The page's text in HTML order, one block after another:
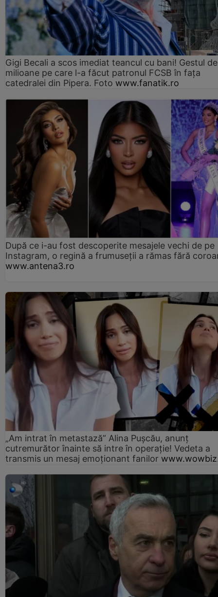
Gigi Becali a scos imediat teancul cu bani! Gestul de
milioane pe care l-a făcut patronul FCSB în fața
catedralei din Pipera. Foto www.fanatik.ro
După ce i-au fost descoperite mesajele vechi de pe
Instagram, o regină a frumuseții a rămas fără
www.antena3.ro
„Am intrat în metastază” Alina Pușcău, anunț
cutremurător înainte să intre în operație! Vedeta a
transmis un mesaj emoționant fanilor